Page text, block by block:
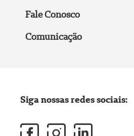
Fale Conosco
Comunicação
Siga nossas redes sociais: